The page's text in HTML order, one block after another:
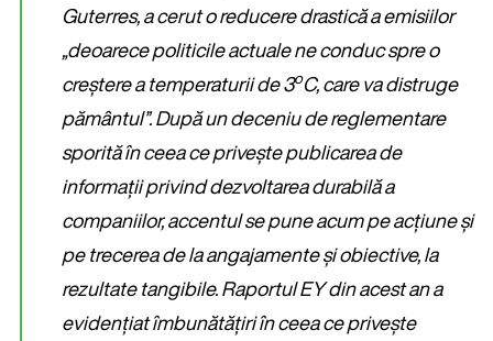
Guterres, a cerut o reducere drastică a emisiilor
„deoarece politicile actuale ne conduc spre o
creștere a temperaturii de 3oC, care va distruge
pământul”. După un deceniu de reglementare
sporită în ceea ce privește publicarea de
informații privind dezvoltarea durabilă a
companiilor, accentul se pune acum pe acțiune și
pe trecerea de la angajamente și obiective, la
rezultate tangibile. Raportul EY din acest an a
evidențiat îmbunătățiri în ceea ce privește